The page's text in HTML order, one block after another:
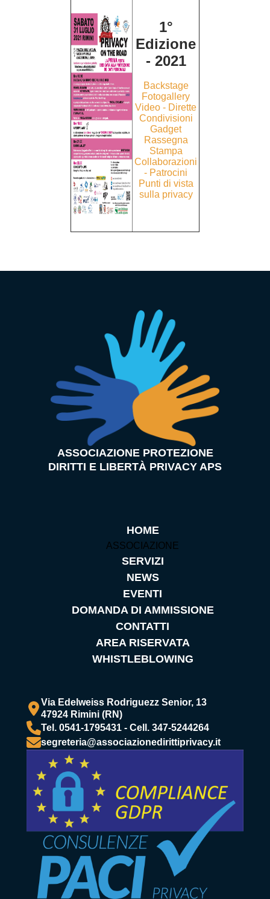
1°
Edizione
- 2021
Backstage
Fotogallery
Video - Dirette
Condivisioni
Gadget
Rassegna
Stampa
Collaborazioni
- Patrocini
Punti di vista
sulla privacy
ASSOCIAZIONE PROTEZIONE
DIRITTI E LIBERTÀ PRIVACY APS
HOME
ASSOCIAZIONE
SERVIZI
NEWS
EVENTI
DOMANDA DI AMMISSIONE
CONTATTI
AREA RISERVATA
WHISTLEBLOWING
Via Edelweiss Rodriguezz Senior, 13
47924 Rimini (RN)
Tel. 0541-1795431 - Cell. 347-5244264
segreteria@associazionedirittiprivacy.it